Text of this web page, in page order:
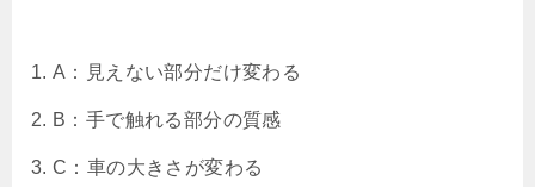
A：見えない部分だけ変わる
B：手で触れる部分の質感
C：車の大きさが変わる